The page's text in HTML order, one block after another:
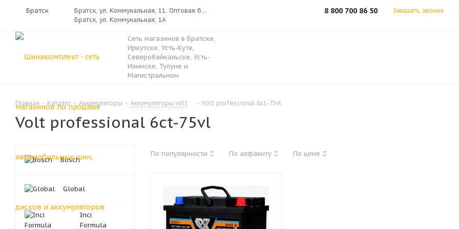
Братск
Братск, ул. Коммунальная, 11. Оптовая база «Русь»
Братск, ул. Коммунальная, 1А
8 800 700 86 50 Заказать звонок
Сеть магазинов в Братске,
Иркутске, Усть-Куте,
Северобайкальске, Усть-
Илимске, Тулуне и
Магистральном
Главная - Каталог - Аккумуляторы - Аккумуляторы volt - Volt professional 6ct-75vl
Volt professional 6ct-75vl
По популярности По алфавиту По цене
Bosch
Global
Inci
Formula